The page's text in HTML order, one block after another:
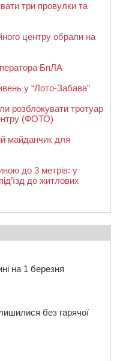
три провулки та
центру обрали на
БпЛА
у “Лото-Забава”
розблокувати тротуар
(ФОТО)
майданчик для
до 3 метрів: у
до житлових
на 1 березня
без гарячої